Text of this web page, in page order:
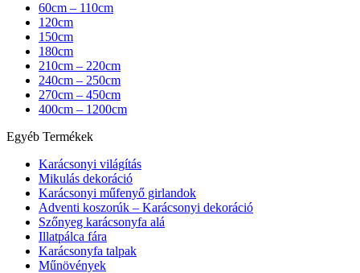
60cm – 110cm
120cm
150cm
180cm
210cm – 220cm
240cm – 250cm
270cm – 450cm
400cm – 1200cm
Egyéb Termékek
Karácsonyi világítás
Mikulás dekoráció
Karácsonyi műfenyő girlandok
Adventi koszorúk – Karácsonyi dekoráció
Szőnyeg karácsonyfa alá
Illatpálca fára
Karácsonyfa talpak
Műnövények